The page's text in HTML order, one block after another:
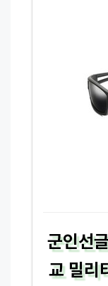
군인선
교 밀리